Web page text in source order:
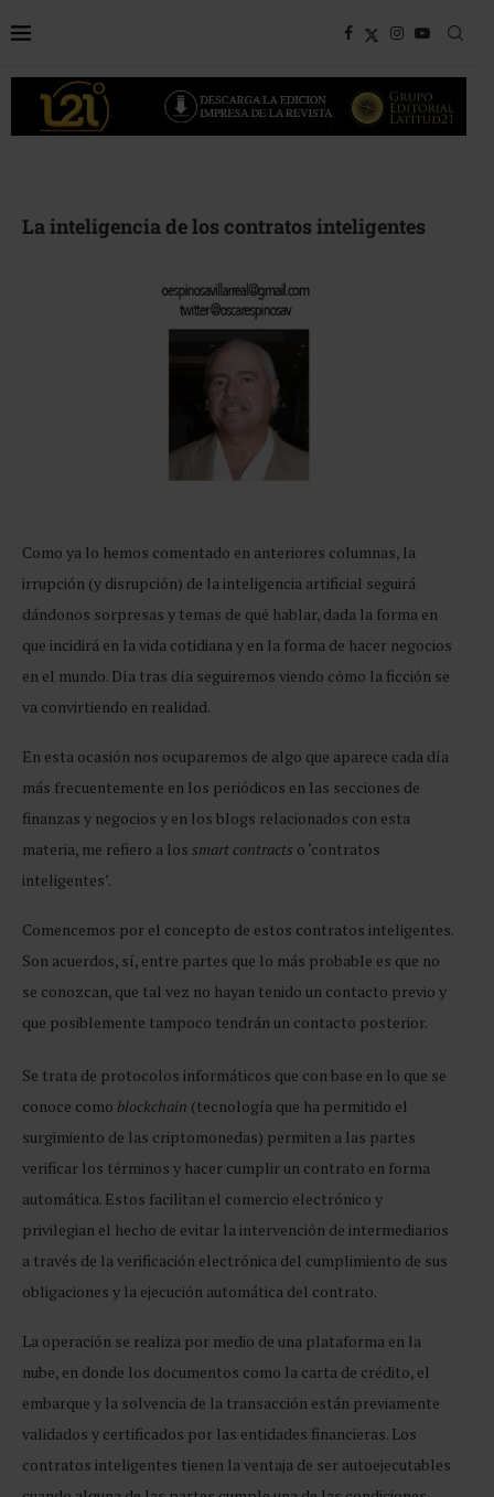
La inteligencia de los contratos inteligentes
Como ya lo hemos comentado en anteriores columnas, la
irrupción (y disrupción) de la inteligencia artificial seguirá
dándonos sorpresas y temas de qué hablar, dada la forma en
que incidirá en la vida cotidiana y en la forma de hacer negocios
en el mundo. Día tras día seguiremos viendo cómo la ficción se
va convirtiendo en realidad.
En esta ocasión nos ocuparemos de algo que aparece cada día
más frecuentemente en los periódicos en las secciones de
finanzas y negocios y en los blogs relacionados con esta
materia, me refiero a los smart contracts o ‘contratos
inteligentes’.
Comencemos por el concepto de estos contratos inteligentes.
Son acuerdos, sí, entre partes que lo más probable es que no
se conozcan, que tal vez no hayan tenido un contacto previo y
que posiblemente tampoco tendrán un contacto posterior.
Se trata de protocolos informáticos que con base en lo que se
conoce como blockchain (tecnología que ha permitido el
surgimiento de las criptomonedas) permiten a las partes
verificar los términos y hacer cumplir un contrato en forma
automática. Estos facilitan el comercio electrónico y
privilegian el hecho de evitar la intervención de intermediarios
a través de la verificación electrónica del cumplimiento de sus
obligaciones y la ejecución automática del contrato.
La operación se realiza por medio de una plataforma en la
nube, en donde los documentos como la carta de crédito, el
embarque y la solvencia de la transacción están previamente
validados y certificados por las entidades financieras. Los
contratos inteligentes tienen la ventaja de ser autoejecutables